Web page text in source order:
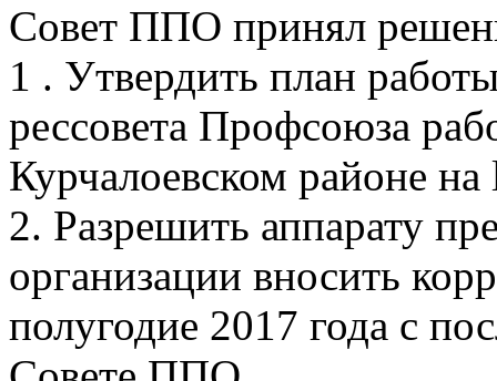
Совет ППО принял
1 . Утвердить план
рессовета Профсоюза
Курчалоевском районе
2. Разрешить аппарату
организации вносить
полугодие 2017 года с